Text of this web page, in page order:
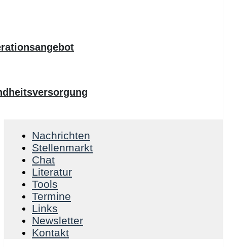
Nachrichten
Stellenmarkt
Chat
Literatur
Tools
Termine
Links
Newsletter
Kontakt